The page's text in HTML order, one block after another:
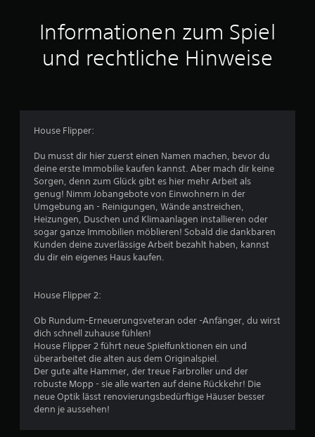
u
s
9
2
B
e
r
u
n
g
Informationen zum Spiel
und rechtliche Hinweise
House Flipper:
Du musst dir hier zuerst einen Namen machen, bevor du
deine erste Immobilie kaufen kannst. Aber mach dir keine
Sorgen, denn zum Glück gibt es hier mehr Arbeit als
genug! Nimm Jobangebote von Einwohnern in der
Umgebung an - Reinigungen, Wände anstreichen,
Heizungen, Duschen und Klimaanlagen installieren oder
sogar ganze Immobilien möblieren! Sobald die dankbaren
Kunden deine zuverlässige Arbeit bezahlt haben, kannst
du dir ein eigenes Haus kaufen.
House Flipper 2:
Ob Rundum-Erneuerungsveteran oder -Anfänger, du wirst
dich schnell zuhause fühlen!
House Flipper 2 führt neue Spielfunktionen ein und
überarbeitet die alten aus dem Originalspiel.
Der gute alte Hammer, der treue Farbroller und der
robuste Mopp - sie alle warten auf deine Rückkehr! Die
neue Optik lässt renovierungsbedürftige Häuser besser
denn je aussehen!